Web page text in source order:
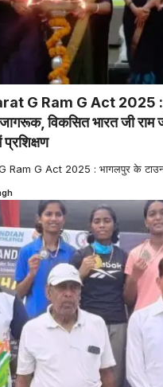
G Ram G Act 2025 :
जागरूक, विकसित भारत जी
Ram G Act 2025 : भागलपुर के